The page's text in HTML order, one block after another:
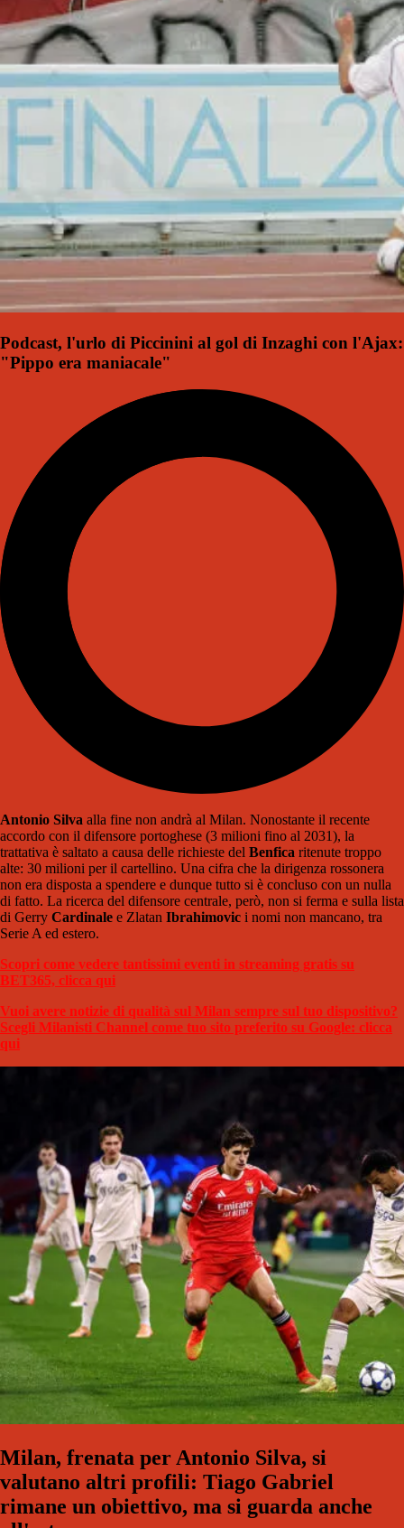
Podcast, l'urlo di Piccinini al gol di Inzaghi con l'Ajax:
"Pippo era maniacale"
Antonio Silva alla fine non andrà al Milan. Nonostante il recente
accordo con il difensore portoghese (3 milioni fino al 2031), la
trattativa è saltato a causa delle richieste del Benfica ritenute troppo
alte: 30 milioni per il cartellino. Una cifra che la dirigenza rossonera
non era disposta a spendere e dunque tutto si è concluso con un nulla
di fatto. La ricerca del difensore centrale, però, non si ferma e sulla lista
di Gerry Cardinale e Zlatan Ibrahimovic i nomi non mancano, tra
Serie A ed estero.
Scopri come vedere tantissimi eventi in streaming gratis su
BET365, clicca qui
Vuoi avere notizie di qualità sul Milan sempre sul tuo dispositivo?
Scegli Milanisti Channel come tuo sito preferito su Google: clicca
qui
Milan, frenata per Antonio Silva, si
valutano altri profili: Tiago Gabriel
rimane un obiettivo, ma si guarda anche